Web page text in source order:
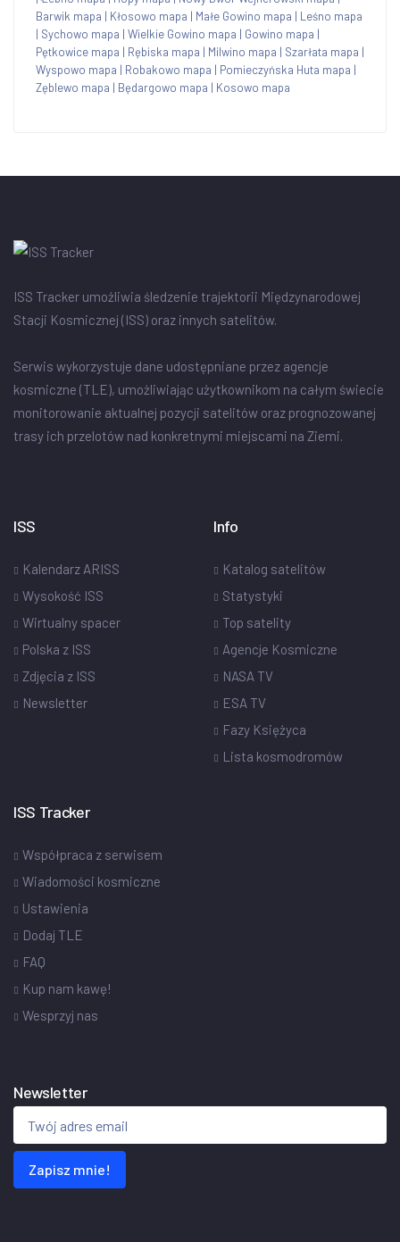
Barwik mapa | Kłosowo mapa | Małe Gowino mapa | Leśno mapa
| Sychowo mapa | Wielkie Gowino mapa | Gowino mapa |
Pętkowice mapa | Rębiska mapa | Milwino mapa | Szarłata mapa |
Wyspowo mapa | Robakowo mapa | Pomieczyńska Huta mapa |
Zęblewo mapa | Będargowo mapa | Kosowo mapa
ISS Tracker umożliwia śledzenie trajektorii Międzynarodowej
Stacji Kosmicznej (ISS) oraz innych satelitów.
Serwis wykorzystuje dane udostępniane przez agencje
kosmiczne (TLE), umożliwiając użytkownikom na całym świecie
monitorowanie aktualnej pozycji satelitów oraz prognozowanej
trasy ich przelotów nad konkretnymi miejscami na Ziemi.
ISS
Kalendarz ARISS
Wysokość ISS
Wirtualny spacer
Polska z ISS
Zdjęcia z ISS
Newsletter
Info
Katalog satelitów
Statystyki
Top satelity
Agencje Kosmiczne
NASA TV
ESA TV
Fazy Księżyca
Lista kosmodromów
ISS Tracker
Współpraca z serwisem
Wiadomości kosmiczne
Ustawienia
Dodaj TLE
FAQ
Kup nam kawę!
Wesprzyj nas
Newsletter
Zapisz mnie!